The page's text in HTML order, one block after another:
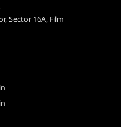
Sector 16A, Film